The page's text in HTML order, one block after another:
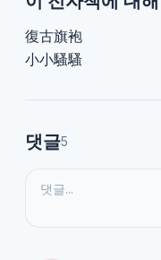
復古旗袍
小小騷騷
댓글5